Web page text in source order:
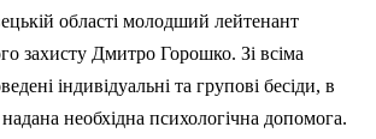
області молодший лейтенант
захисту Дмитро Горошко. Зі всіма
індивідуальні та групові бесіди, в
надана необхідна психологічна допомога.